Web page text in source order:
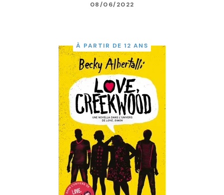
08/06/2022
À PARTIR DE 12 ANS